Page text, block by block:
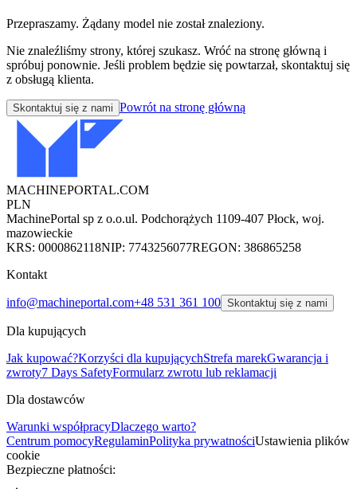
Przepraszamy. Żądany model nie został znaleziony.
Nie znaleźliśmy strony, której szukasz. Wróć na stronę główną i
spróbuj ponownie. Jeśli problem będzie się powtarzał, skontaktuj się
z obsługą klienta.
Skontaktuj się z nami Powrót na stronę główną
MACHINEPORTAL.COM
PLN
MachinePortal sp z o.o.ul. Podchorążych 1109-407 Płock, woj.
mazowieckie
KRS: 0000862118NIP: 7743256077REGON: 386865258
Kontakt
info@machineportal.com+48 531 361 100 Skontaktuj się z nami
Dla kupujących
Jak kupować?Korzyści dla kupującychStrefa marekGwarancja i
zwroty7 Days SafetyFormularz zwrotu lub reklamacji
Dla dostawców
Warunki współpracyDlaczego warto?
Centrum pomocyRegulaminPolityka prywatnościUstawienia plików
cookie
Bezpieczne płatności: